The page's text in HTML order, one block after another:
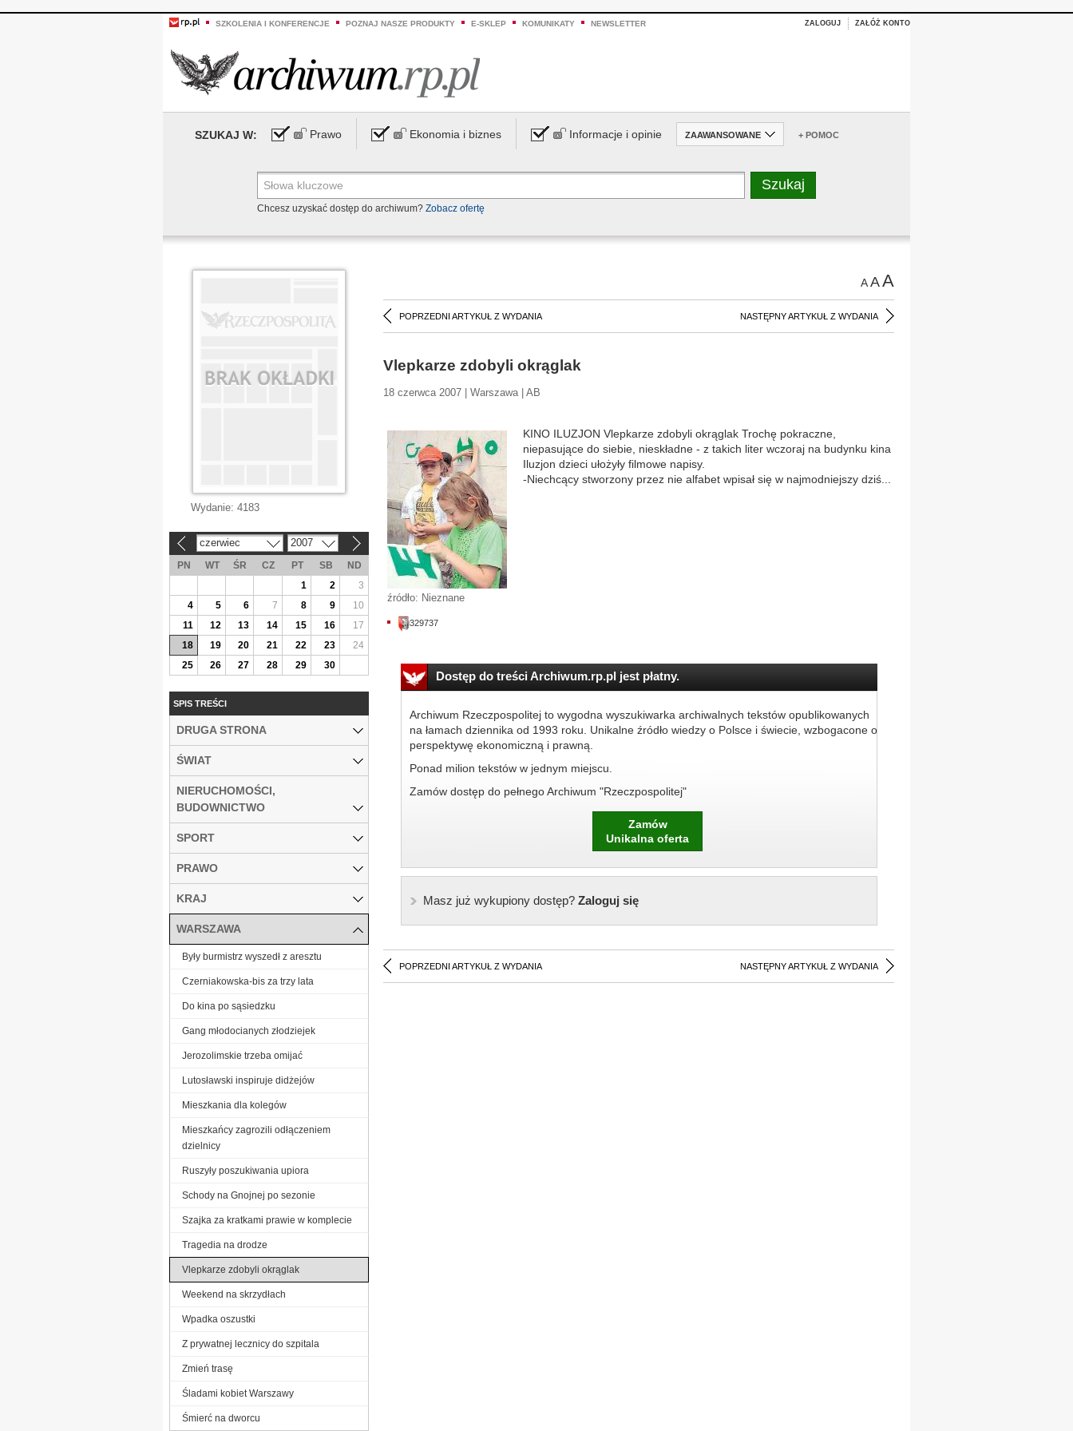
SZKOLENIA I KONFERENCJE POZNAJ NASZE PRODUKTY E-SKLEP KOMUNIKATY NEWSLETTER ZALOGUJ ZAŁÓŻ KONTO
SZUKAJ W: Prawo Ekonomia i biznes Informacje i opinie ZAAWANSOWANE + POMOC
Chcesz uzyskać dostęp do archiwum? Zobacz ofertę
AAA
POPRZEDNI ARTYKUŁ Z WYDANIA NASTĘPNY ARTYKUŁ Z WYDANIA
Vlepkarze zdobyli okrąglak
18 czerwca 2007 | Warszawa | AB
źródło: Nieznane
329737
KINO ILUZJON Vlepkarze zdobyli okrąglak Trochę pokraczne,
niepasujące do siebie, nieskładne - z takich liter wczoraj na budynku kina
Iluzjon dzieci ułożyły filmowe napisy.
-Niechcący stworzony przez nie alfabet wpisał się w najmodniejszy dziś...
Dostęp do treści Archiwum.rp.pl jest płatny.
Archiwum Rzeczpospolitej to wygodna wyszukiwarka archiwalnych tekstów opublikowanych
na łamach dziennika od 1993 roku. Unikalne źródło wiedzy o Polsce i świecie, wzbogacone o
perspektywę ekonomiczną i prawną.
Ponad milion tekstów w jednym miejscu.
Zamów dostęp do pełnego Archiwum "Rzeczpospolitej"
Zamów
Unikalna oferta
Masz już wykupiony dostęp?Zaloguj się
POPRZEDNI ARTYKUŁ Z WYDANIA NASTĘPNY ARTYKUŁ Z WYDANIA
Wydanie: 4183
czerwiec 2007
PN WT ŚR CZ PT SB
ND
1
2
3
4
5 6 7 8 9
10
11
12 13 14 15 16
17
18
19 20 21 22 23
24
25
26 27 28 29 30
SPIS TREŚCI
DRUGA STRONA
ŚWIAT
NIERUCHOMOŚCI,
BUDOWNICTWO
SPORT
PRAWO
KRAJ
WARSZAWA
Były burmistrz wyszedł z aresztu
Czerniakowska-bis za trzy lata
Do kina po sąsiedzku
Gang młodocianych złodziejek
Jerozolimskie trzeba omijać
Lutosławski inspiruje didżejów
Mieszkania dla kolegów
Mieszkańcy zagrozili odłączeniem
dzielnicy
Ruszyły poszukiwania upiora
Schody na Gnojnej po sezonie
Szajka za kratkami prawie w komplecie
Tragedia na drodze
Vlepkarze zdobyli okrąglak
Weekend na skrzydłach
Wpadka oszustki
Z prywatnej lecznicy do szpitala
Zmień trasę
Śladami kobiet Warszawy
Śmierć na dworcu